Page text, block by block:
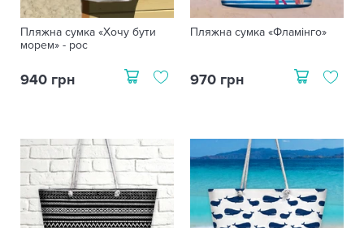
Пляжна сумка «Хочу бути
морем» - рос
940 грн
Пляжна сумка «Фламінго»
970 грн